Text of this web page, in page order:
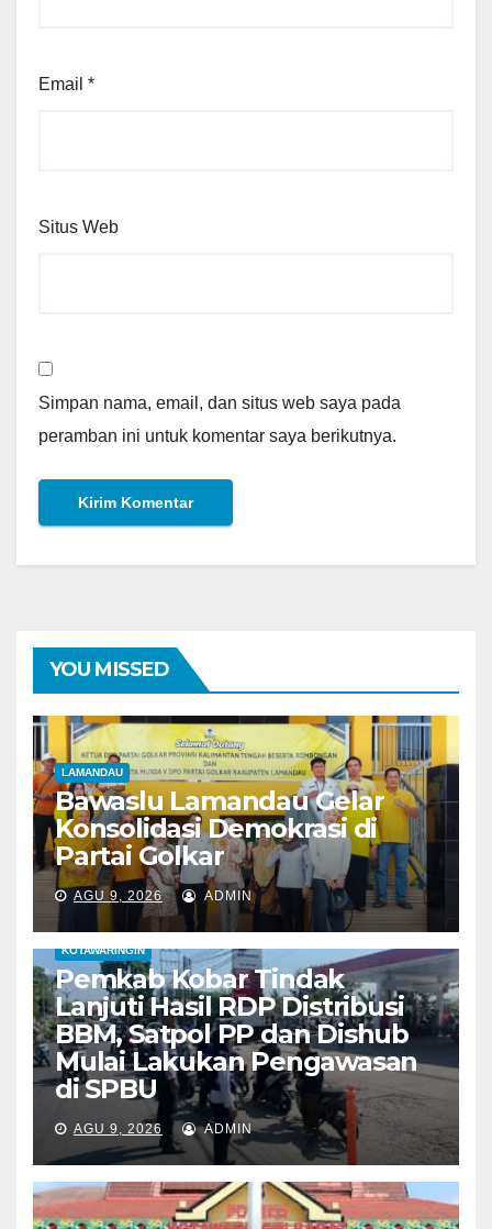
Email *
Situs Web
Simpan nama, email, dan situs web saya pada
peramban ini untuk komentar saya berikutnya.
YOU MISSED
LAMANDAU
Bawaslu Lamandau Gelar
Konsolidasi Demokrasi di
Partai Golkar
AGU 9, 2026 ADMIN
KOTAWARINGIN
Pemkab Kobar Tindak
Lanjuti Hasil RDP Distribusi
BBM, Satpol PP dan Dishub
Mulai Lakukan Pengawasan
di SPBU
AGU 9, 2026 ADMIN